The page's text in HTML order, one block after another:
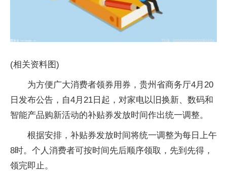
(相关资料图)
为方便广大消费者领券用券，贵州省商务厅4月20
日发布公告，自4月21日起，对家电以旧换新、数码和
智能产品购新活动的补贴券发放时间作出统一调整。
根据安排，补贴券发放时间将统一调整为每日上午
8时。个人消费者可按时间先后顺序领取，先到先得，
领完即止。